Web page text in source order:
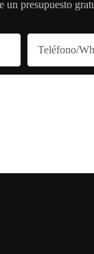
presupuesto
Teléfono/